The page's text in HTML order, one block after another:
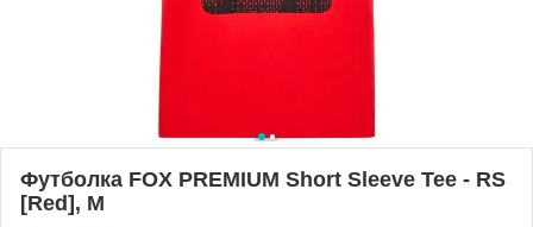
Футболка FOX PREMIUM Short Sleeve Tee - RS
[Red], M